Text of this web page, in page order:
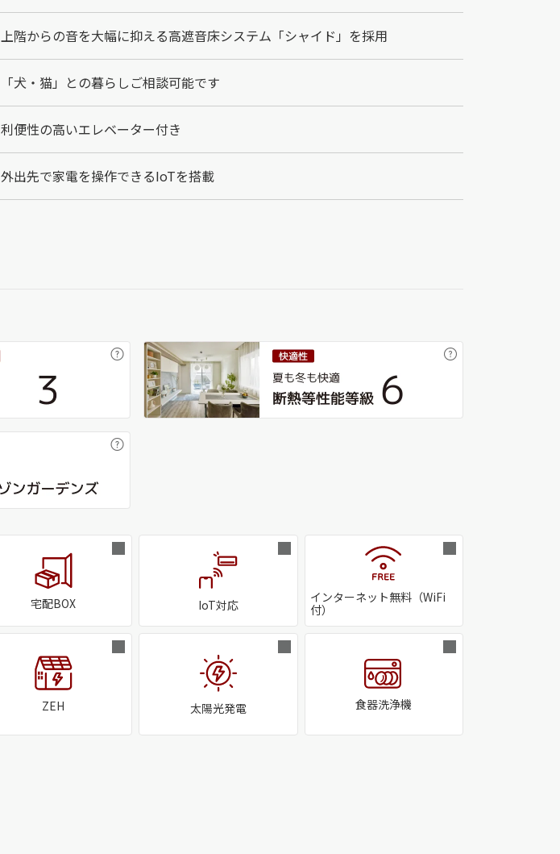
上階からの音を大幅に抑える高遮音床システム「シャイド」を採用
「犬・猫」との暮らしご相談可能です
利便性の高いエレベーター付き
外出先で家電を操作できるIoTを搭載
宅配BOX IoT対応
インターネット無料（WiFi
付）
ZEH 太陽光発電 食器洗浄機